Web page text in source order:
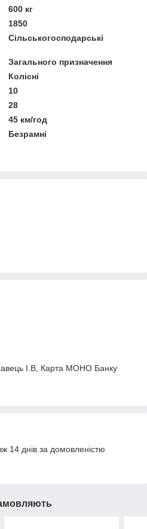
600 кг
1850
Сільськогосподарські
Загального призначення
Колісні
10
28
45 км/год
Безрамні
І.В, Карта МОНО Банку
14 днів за домовленістю